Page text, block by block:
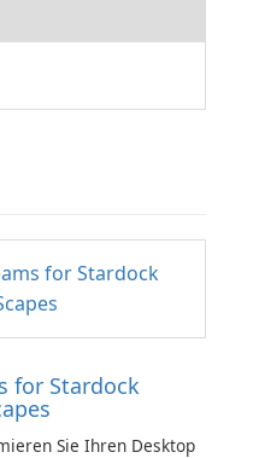
for Stardock
Sie Ihren Desktop